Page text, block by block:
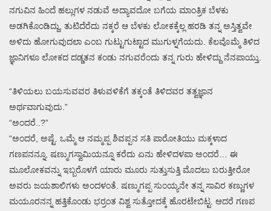
ನಗುವಿನ ಹಿಂದೆ ಹಲ್ಲುಗಳ ನಡುವೆ ಅದ್ಯಾವದೋ ಬಗೆಯ ಮಾಂತ್ರಿಕ ಬೆಳಕು
ಅಡಗಿಕೊಂಡಿದ್ದು, ತುಟಿದೆರೆದು ನಕ್ಕರೆ ಆ ಬೆಳಕು ಲೋಕಕ್ಕೆಲ್ಲ ಹರಡಿ ತನ್ನ ಅಸ್ತಿತ್ವವೇ
ಅಳಿದು ಹೋಗುವುದಲಾ ಎಂಬ ಗುಟ್ಟುಗುಟ್ಟಾದ ಮುಗುಳ್ನಗೆಯದು. ಕೆಲವೊಮ್ಮೆ ತಿಳಿದ
ಜ್ಞಾನಿಗಳೂ ಲೋಕದ ದಡ್ಡತನ ಕಂಡು ನಗುವರೆಂದು ತನ್ನ ಗುರು ಹೇಳಿದ್ದು ನೆನಪಾಯ್ತು.
“ತಿಳಿಯಲು ಬಯಸುವವರ ತಿಳುವಳಿಕೆಗೆ ತಕ್ಕಂತೆ ತಿಳಿದವರ ತತ್ವಜ್ಞಾನ
ಅರ್ಥವಾಗುವುದು.”
“ಅಂದರೆ..?”
“ಅಂದರೆ, ಅಷ್ಟೆ. ಒಮ್ಮೆ ಆ ನಮ್ಮಪ್ಪ ಶಿವಪ್ಪನ ಸತಿ ಪಾರೋತಿಯು ಮಕ್ಕಳಾದ
ಗಣಪನನ್ನೂ, ಷಣ್ಮುಗಸ್ವಾಮಿಯನ್ನೂ ಕರೆದು ಏನು ಹೇಳಿದಳಪಾ ಅಂದರೆ… ಈ
ಮೂಲೋಕವನ್ನು ಇಬ್ಬರೊಳಗೆ ಯಾರು ಮೂರು ಸುತ್ತುಸುತ್ತಿ ಮೊದಲು ಬರುತ್ತೀರೋ
ಅವರು ಜಯಶಾಲಿಗಳು ಅಂದಳಂತೆ. ಷಣ್ಮುಗಪ್ಪ ಸುಂಯ್ಯನೇ ತನ್ನ ಸಾವಿರ ಕಣ್ಣುಗಳ
ಮಯೂರನನ್ನ ಹತ್ತಿಕೊಂಡು ಭರ್ರಂತ ವಿಶ್ವ ಸುತ್ತೋದಕ್ಕೆ ಹೊರಟೇಬಿಟ್ಟ. ಆದರೆ ಗಣಪ